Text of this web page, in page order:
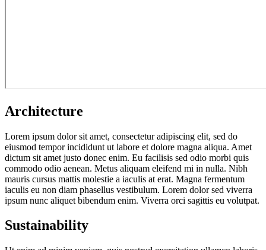
Architecture
Lorem ipsum dolor sit amet, consectetur adipiscing elit, sed do
eiusmod tempor incididunt ut labore et dolore magna aliqua. Amet
dictum sit amet justo donec enim. Eu facilisis sed odio morbi quis
commodo odio aenean. Metus aliquam eleifend mi in nulla. Nibh
mauris cursus mattis molestie a iaculis at erat. Magna fermentum
iaculis eu non diam phasellus vestibulum. Lorem dolor sed viverra
ipsum nunc aliquet bibendum enim. Viverra orci sagittis eu volutpat.
Sustainability